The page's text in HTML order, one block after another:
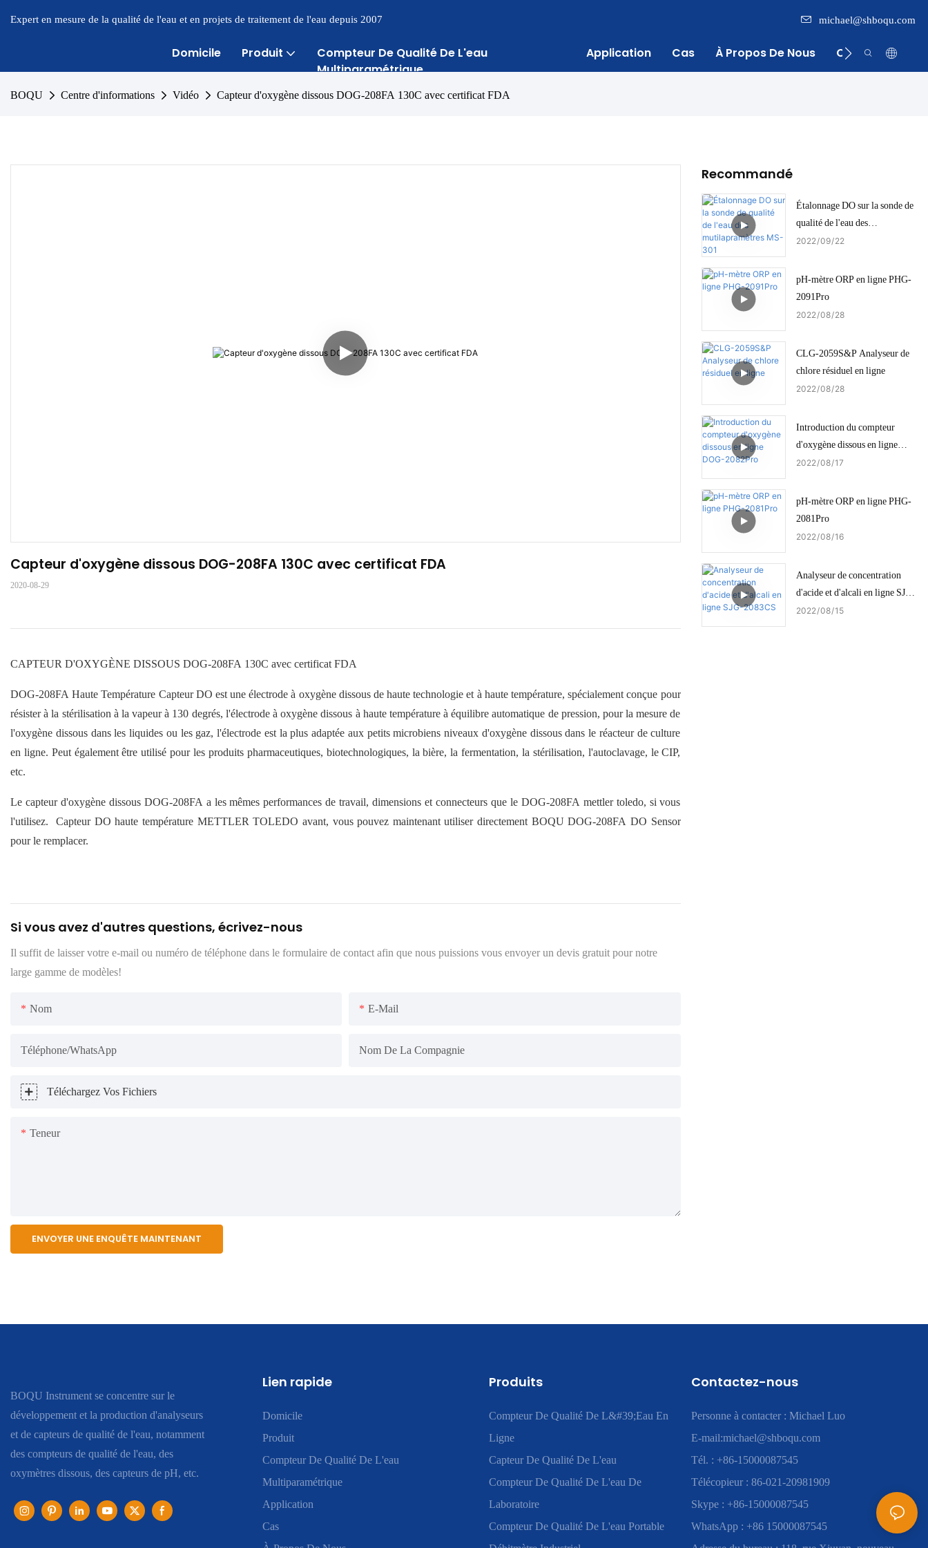
Expert en mesure de la qualité de l'eau et en projets de traitement de l'eau depuis 2007 michael@shboqu.com
Domicile Produit
Compteur De Qualité De L'eau
Multiparamétrique
Application Cas À Propos De Nous Centre
BOQU Centre d'informations Vidéo Capteur d'oxygène dissous DOG-208FA 130C avec certificat FDA
Capteur d'oxygène dissous DOG-208FA 130C avec certificat FDA
2020-08-29
CAPTEUR D'OXYGÈNE DISSOUS DOG-208FA 130C avec certificat FDA
DOG-208FA Haute Température Capteur DO est une électrode à oxygène dissous de haute technologie et à haute température, spécialement conçue pour
résister à la stérilisation à la vapeur à 130 degrés, l'électrode à oxygène dissous à haute température à équilibre automatique de pression, pour la mesure de
l'oxygène dissous dans les liquides ou les gaz, l'électrode est la plus adaptée aux petits microbiens niveaux d'oxygène dissous dans le réacteur de culture
en ligne. Peut également être utilisé pour les produits pharmaceutiques, biotechnologiques, la bière, la fermentation, la stérilisation, l'autoclavage, le CIP,
etc.
Le capteur d'oxygène dissous DOG-208FA a les mêmes performances de travail, dimensions et connecteurs que le DOG-208FA mettler toledo, si vous
l'utilisez. Capteur DO haute température METTLER TOLEDO avant, vous pouvez maintenant utiliser directement BOQUDOG-208FA DO Sensor
pour le remplacer.
Si vous avez d'autres questions, écrivez-nous
Il suffit de laisser votre e-mail ou numéro de téléphone dans le formulaire de contact afin que nous puissions vous envoyer un devis gratuit pour notre
large gamme de modèles!
Nom E-Mail
Téléphone/WhatsApp Nom De La Compagnie
Téléchargez Vos Fichiers
Teneur
ENVOYER UNE ENQUÊTE MAINTENANT
Recommandé
Étalonnage DO sur la sonde de
qualité de l'eau des
mutilapramètres MS-301
2022 09 22
pH-mètre ORP en ligne PHG-
2091Pro
2022 08 28
CLG-2059S&P Analyseur de
chlore résiduel en ligne
2022 08 28
Introduction du compteur
d'oxygène dissous en ligne
DOG-2082Pro
2022 08 17
pH-mètre ORP en ligne PHG-
2081Pro
2022 08 16
Analyseur de concentration
d'acide et d'alcali en ligne SJG-
2083CS
2022 08 15
BOQU Instrument se concentre sur le
développement et la production d'analyseurs
et de capteurs de qualité de l'eau, notamment
des compteurs de qualité de l'eau, des
oxymètres dissous, des capteurs de pH, etc.
Lien rapide
Domicile
Produit
Compteur De Qualité De L'eau
Multiparamétrique
Application
Cas
Produits
Compteur De Qualité De L&#39;eau En
Ligne
Capteur De Qualité De L'eau
Compteur De Qualité De L'eau De
Laboratoire
Compteur De Qualité De L'eau Portable
Contactez-nous
Personne à contacter : Michael Luo
E-mail:michael@shboqu.com
Tél. : +86-15000087545
Télécopieur : 86-021-20981909
Skype : +86-15000087545
WhatsApp : +86 15000087545